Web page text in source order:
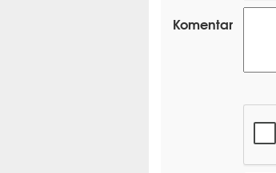
Komentar